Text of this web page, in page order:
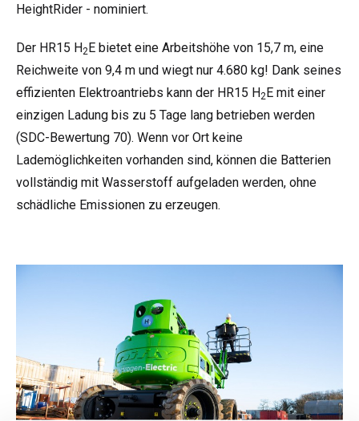
HeightRider - nominiert.
Der HR15 H2E bietet eine Arbeitshöhe von 15,7 m, eine
Reichweite von 9,4 m und wiegt nur 4.680 kg! Dank seines
effizienten Elektroantriebs kann der HR15 H2E mit einer
einzigen Ladung bis zu 5 Tage lang betrieben werden
(SDC-Bewertung 70). Wenn vor Ort keine
Lademöglichkeiten vorhanden sind, können die Batterien
vollständig mit Wasserstoff aufgeladen werden, ohne
schädliche Emissionen zu erzeugen.